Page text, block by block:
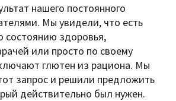
нашего постоянного
Мы увидели, что есть
состоянию здоровья,
или просто по своему
глютен из рациона. Мы
запрос и решили предложить
действительно был нужен.